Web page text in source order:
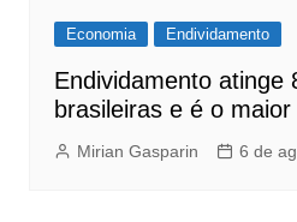
Economia Endividamento
Endividamento atinge
brasileiras e é o
Mirian Gasparin 6 de